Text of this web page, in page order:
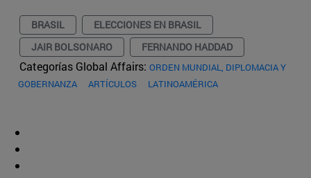
BRASIL
ELECCIONES EN BRASIL
JAIR BOLSONARO
FERNANDO HADDAD
Categorías Global Affairs: ORDEN MUNDIAL, DIPLOMACIA Y
GOBERNANZA
ARTÍCULOS LATINOAMÉRICA